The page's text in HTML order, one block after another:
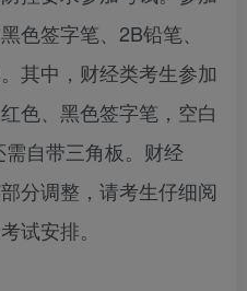
色签字笔、2B铅笔、
其中，财经类考生参加
色、黑色签字笔，空白
自带三角板。财经
分调整，请考生仔细阅
试安排。